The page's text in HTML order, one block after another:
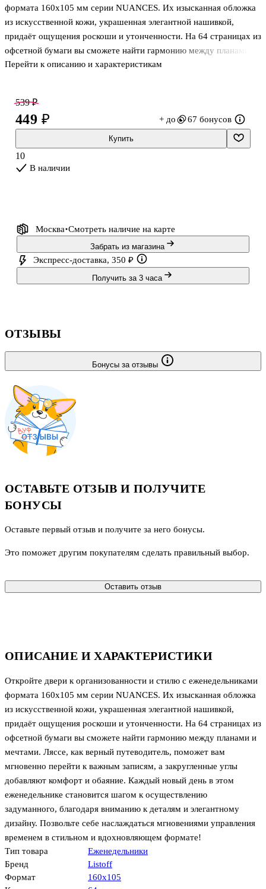
формата 160х105 мм серии NUANCES. Их изысканная обложка
из искусственной кожи, украшенная элегантной нашивкой,
придаёт ощущения роскоши и утонченности. На 64 страницах из
офсетной бумаги вы сможете найти гармонию между планами и
мечтами. Ляссе, как верный путеводитель, поможет вам
еженедельнике становится шагом к осуществлению
задуманного, благодаря вниманию к деталям и элегантному
дизайну. Позвольте себе наслаждаться мгновениями управления
временем в стильном и вдохновляющем формате!
Перейти к описанию и характеристикам
мм, HB, в
в
539 ₽
449 ₽ + до 67 бонусов
Купить
10
В наличии
Москва Смотреть наличие на карте
Забрать из магазина
Экспресс-доставка, 350 ₽
Получить за 3 часа
ОПИСАНИЕ И ХАРАКТЕРИСТИКИ
Откройте двери к организованности и стилю с еженедельниками
формата 160х105 мм серии NUANCES. Их изысканная обложка
из искусственной кожи, украшенная элегантной нашивкой,
придаёт ощущения роскоши и утонченности. На 64 страницах из
офсетной бумаги вы сможете найти гармонию между планами и
мечтами. Ляссе, как верный путеводитель, поможет вам
мгновенно перейти к важным записям, а закругленные углы
добавляют комфорт и обаяние. Каждый новый день в этом
еженедельнике становится шагом к осуществлению
задуманного, благодаря вниманию к деталям и элегантному
дизайну. Позвольте себе наслаждаться мгновениями управления
временем в стильном и вдохновляющем формате!
Тип товара
Еженедельники
Бренд
Listoff
Формат
160х105
ОТЗЫВЫ
Бонусы за отзывы
ОСТАВЬТЕ ОТЗЫВ И ПОЛУЧИТЕ
БОНУСЫ
Оставьте первый отзыв и получите за него бонусы.
Это поможет другим покупателям сделать правильный выбор.
Оставить отзыв